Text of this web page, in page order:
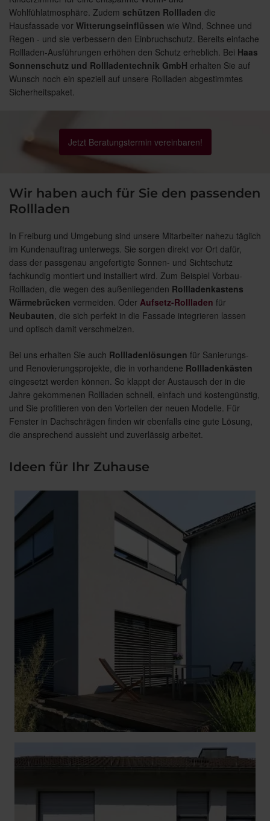
Wohlfühlatmosphäre. Zudem schützen Rollladen die
Hausfassade vor Witterungseinflüssen wie Wind, Schnee und
Regen - und sie verbessern den Einbruchschutz. Bereits einfache
Rollladen-Ausführungen erhöhen den Schutz erheblich. Bei Haas
Sonnenschutz und Rollladentechnik GmbH erhalten Sie auf
Wunsch noch ein speziell auf unsere Rollladen abgestimmtes
Sicherheitspaket.
Jetzt Beratungstermin vereinbaren!
Wir haben auch für Sie den passenden
Rollladen
In Freiburg und Umgebung sind unsere Mitarbeiter nahezu täglich
im Kundenauftrag unterwegs. Sie sorgen direkt vor Ort dafür,
dass der passgenau angefertigte Sonnen- und Sichtschutz
fachkundig montiert und installiert wird. Zum Beispiel Vorbau-
Rollladen, die wegen des außenliegenden Rollladenkastens
Wärmebrücken vermeiden. Oder Aufsetz-Rollladen für
Neubauten, die sich perfekt in die Fassade integrieren lassen
und optisch damit verschmelzen.
Bei uns erhalten Sie auch Rollladenlösungen für Sanierungs-
und Renovierungsprojekte, die in vorhandene Rollladenkästen
eingesetzt werden können. So klappt der Austausch der in die
Jahre gekommenen Rollladen schnell, einfach und kostengünstig,
und Sie profitieren von den Vorteilen der neuen Modelle. Für
Fenster in Dachschrägen finden wir ebenfalls eine gute Lösung,
die ansprechend aussieht und zuverlässig arbeitet.
Ideen für Ihr Zuhause